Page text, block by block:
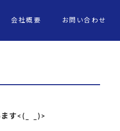
会社概要 お問い合わせ
ます<(_ _)>